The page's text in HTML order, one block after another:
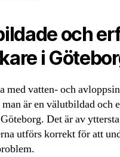
och
i
med vatten- och
är en välutbildad och
Det är av
utförs korrekt för att